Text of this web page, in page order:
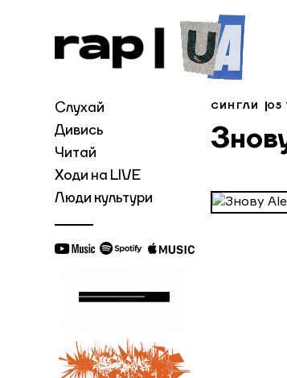
Слухай
Дивись
Читай
Ходи на LIVE
Люди культури
СИНГЛИ 05